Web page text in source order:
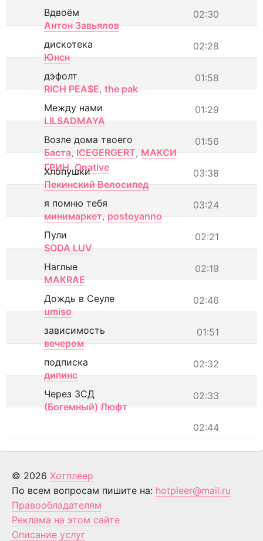
02:30
Вдвоём
Антон Завьялов
02:28
дискотека
Юнсн
01:58
дэфолт
RICH PEA$E, the pak
01:29
Между нами
LILSADMAYA
01:56
Возле дома твоего
Баста, ICEGERGERT, МАКСИ
ГРИН, Onative 03:38
Хлопушки
Пекинский Велосипед
03:24
я помню тебя
минимаркет, postoyanno
02:21
Пули
SODA LUV
02:19
Наглые
MAKRAE
02:46
Дождь в Сеуле
umiso
01:51
зависимость
вечером
02:32
подписка
дипинс
02:33
Через ЗСД
(Богемный) Люфт
02:44
© 2026 Хотплеер
По всем вопросам пишите на: hotpleer@mail.ru
Правообладателям
Реклама на этом сайте
Описание услуг